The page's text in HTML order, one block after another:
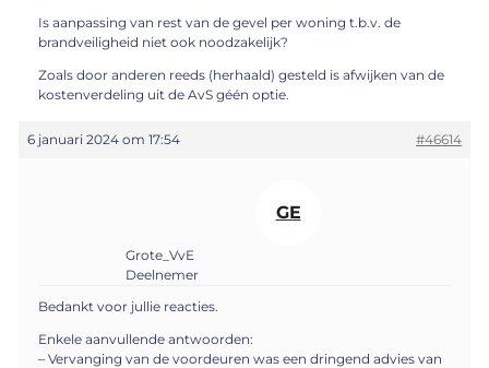
Is aanpassing van rest van de gevel per woning t.b.v. de
brandveiligheid niet ook noodzakelijk?
Zoals door anderen reeds (herhaald) gesteld is afwijken van de
kostenverdeling uit de AvS géén optie.
6 januari 2024 om 17:54 #46614
GE
Grote_VvE
Deelnemer
Bedankt voor jullie reacties.
Enkele aanvullende antwoorden:
– Vervanging van de voordeuren was een dringend advies van